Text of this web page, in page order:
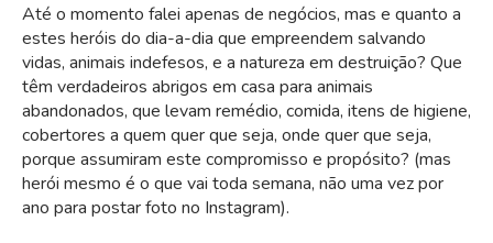
Até o momento falei apenas de negócios, mas e quanto a
estes heróis do dia-a-dia que empreendem salvando
vidas, animais indefesos, e a natureza em destruição? Que
têm verdadeiros abrigos em casa para animais
abandonados, que levam remédio, comida, itens de higiene,
cobertores a quem quer que seja, onde quer que seja,
porque assumiram este compromisso e propósito? (mas
herói mesmo é o que vai toda semana, não uma vez por
ano para postar foto no Instagram).